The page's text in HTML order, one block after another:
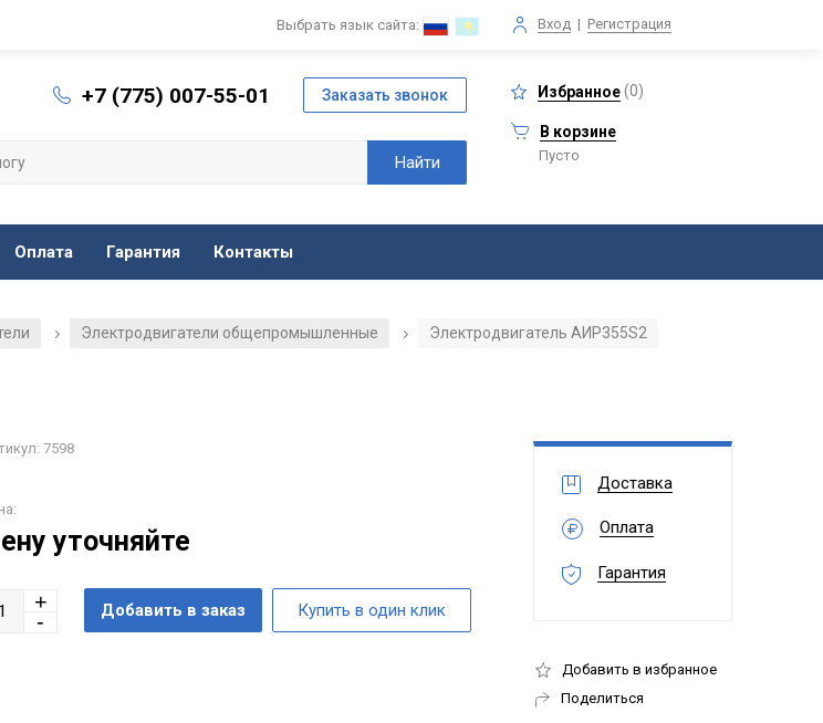
Вход | Регистрация
Выбрать язык сайта:
+7 (775) 007-55-01 Избранное(0)
В корзине
Пусто
Оплата Гарантия Контакты
/ Электродвигатели общепромышленные / Электродвигатель АИР355S2
7598
уточняйте
Доставка
Оплата
Гарантия
Добавить в избранное
Поделиться